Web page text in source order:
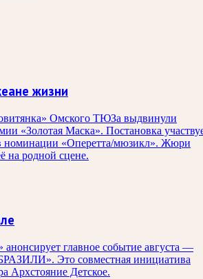
жизни
Омского ТЮЗа выдвинули
«Золотая Маска». Постановка
номинации «Оперетта/мюзикл». Жюри
на родной сцене.
главное событие августа —
Это совместная инициатива
Архстояние Детское.